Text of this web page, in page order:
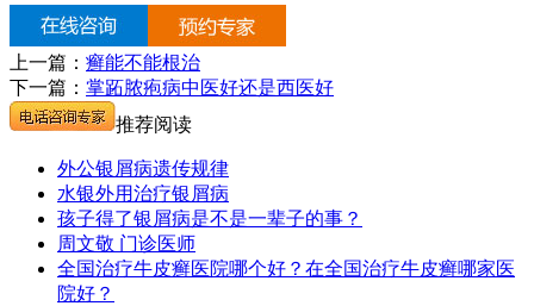
上一篇： 癣能不能根治
下一篇： 掌跖脓疱病中医好还是西医好
推荐阅读
外公银屑病遗传规律
水银外用治疗银屑病
孩子得了银屑病是不是一辈子的事？
周文敬 门诊医师
全国治疗牛皮癣医院哪个好？在全国治疗牛皮癣哪家医
院好？